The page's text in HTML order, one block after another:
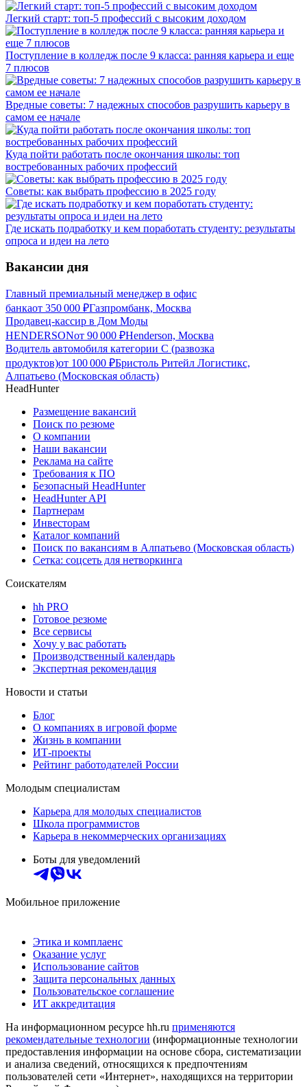
Легкий старт: топ-5 профессий с высоким доходом
Поступление в колледж после 9 класса: ранняя карьера и еще
7 плюсов
Вредные советы: 7 надежных способов разрушить карьеру в
самом ее начале
Куда пойти работать после окончания школы: топ
востребованных рабочих профессий
Советы: как выбрать профессию в 2025 году
Где искать подработку и кем поработать студенту: результаты
опроса и идеи на лето
Вакансии дня
Главный премиальный менеджер в офис
банкаот 350 000 ₽Газпромбанк, Москва
Продавец-кассир в Дом Моды
HENDERSONот 90 000 ₽Henderson, Москва
Водитель автомобиля категории C (развозка
продуктов)от 100 000 ₽Бристоль Ритейл Логистикс,
Алпатьево (Московская область)
HeadHunter
Размещение вакансий
Поиск по резюме
О компании
Наши вакансии
Реклама на сайте
Требования к ПО
Безопасный HeadHunter
HeadHunter API
Партнерам
Инвесторам
Каталог компаний
Поиск по вакансиям в Алпатьево (Московская область)
Сетка: соцсеть для нетворкинга
Соискателям
hh PRO
Готовое резюме
Все сервисы
Хочу у вас работать
Производственный календарь
Экспертная рекомендация
Новости и статьи
Блог
О компаниях в игровой форме
Жизнь в компании
ИТ-проекты
Рейтинг работодателей России
Молодым специалистам
Карьера для молодых специалистов
Школа программистов
Карьера в некоммерческих организациях
Боты для уведомлений
Мобильное приложение
Этика и комплаенс
Оказание услуг
Использование сайтов
Защита персональных данных
Пользовательское соглашение
ИТ аккредитация
На информационном ресурсе hh.ru применяются
рекомендательные технологии (информационные технологии
предоставления информации на основе сбора, систематизации
и анализа сведений, относящихся к предпочтениям
пользователей сети «Интернет», находящихся на территории